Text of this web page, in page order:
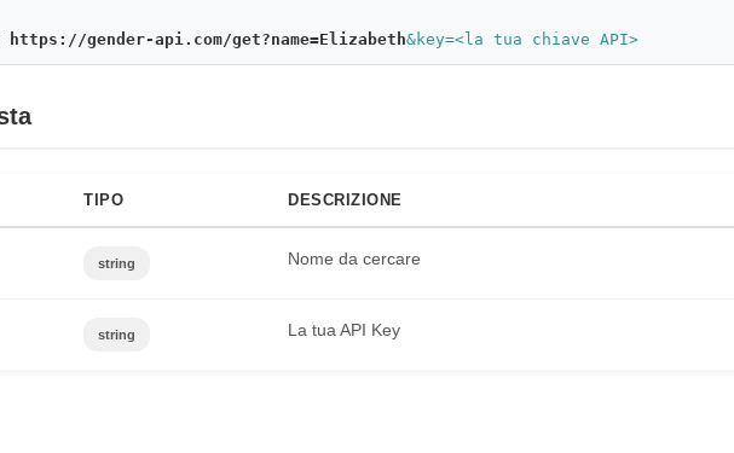
https://gender-api.com/get?name=Elizabeth&key=<la tua chiave API>
TIPO DESCRIZIONE
string Nome da cercare
string La tua API Key